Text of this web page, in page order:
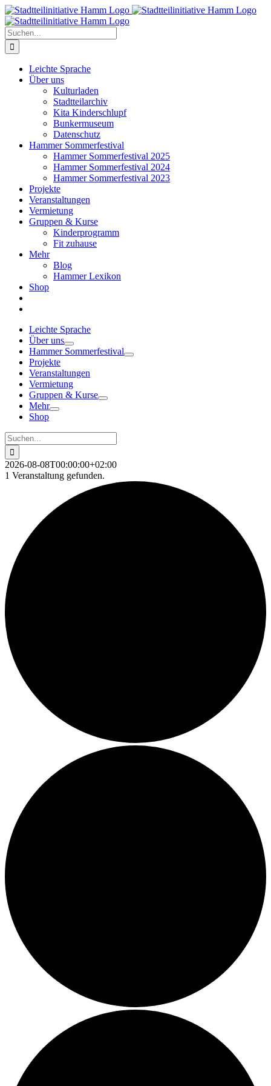
Zum
Inhalt
springen
Suche
nach:
Leichte Sprache
Über uns
Kulturladen
Stadtteilarchiv
Kita Kinderschlupf
Bunkermuseum
Datenschutz
Hammer Sommerfestival
Hammer Sommerfestival 2025
Hammer Sommerfestival 2024
Hammer Sommerfestival 2023
Projekte
Veranstaltungen
Vermietung
Gruppen & Kurse
Kinderprogramm
Fit zuhause
Mehr
Blog
Hammer Lexikon
Shop
Leichte Sprache
Über uns
Hammer Sommerfestival
Projekte
Veranstaltungen
Vermietung
Gruppen & Kurse
Mehr
Shop
Suche
nach:
2026-08-08T00:00:00+02:00
1 Veranstaltung gefunden.